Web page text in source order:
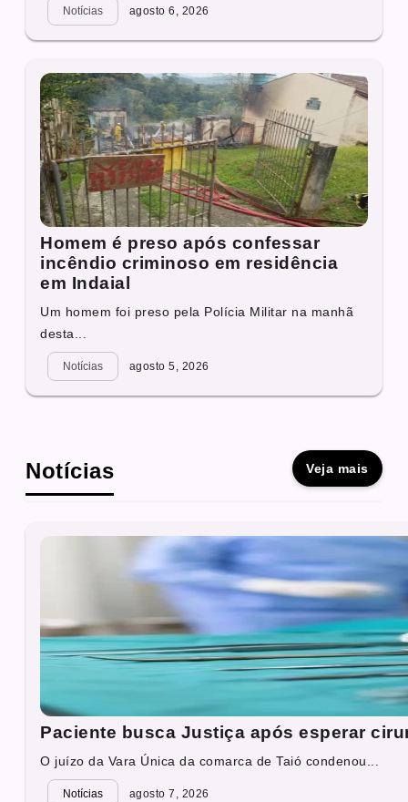
Notícias agosto 6, 2026
Homem é preso após confessar
incêndio criminoso em residência
em Indaial
Um homem foi preso pela Polícia Militar na manhã
desta...
Notícias agosto 5, 2026
Notícias Veja mais
Paciente busca Justiça após esperar
O juízo da Vara Única da comarca de Taió condenou...
Notícias agosto 7, 2026